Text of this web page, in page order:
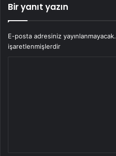
Bir yanıt yazın
E-posta adresiniz yayınlanmayacak.
işaretlenmişlerdir